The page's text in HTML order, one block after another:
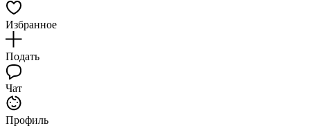
Избранное
Подать
Чат
Профиль